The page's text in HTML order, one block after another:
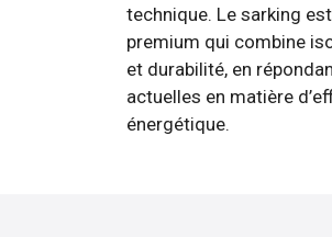
technique. Le sarking
premium qui combine
et durabilité, en
actuelles en matière
énergétique.